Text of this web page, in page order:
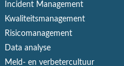
Incident Management
Kwaliteitsmanagement
Risicomanagement
Data analyse
Meld- en verbetercultuur